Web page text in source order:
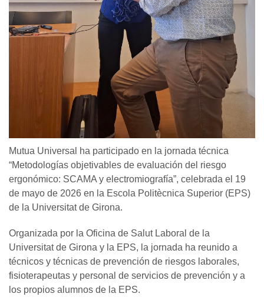
Mutua Universal ha participado en la jornada técnica
“Metodologías objetivables de evaluación del riesgo
ergonómico: SCAMA y electromiografía”, celebrada el 19
de mayo de 2026 en la Escola Politècnica Superior (EPS)
de la Universitat de Girona.
Organizada por la Oficina de Salut Laboral de la
Universitat de Girona y la EPS, la jornada ha reunido a
técnicos y técnicas de prevención de riesgos laborales,
fisioterapeutas y personal de servicios de prevención y a
los propios alumnos de la EPS.